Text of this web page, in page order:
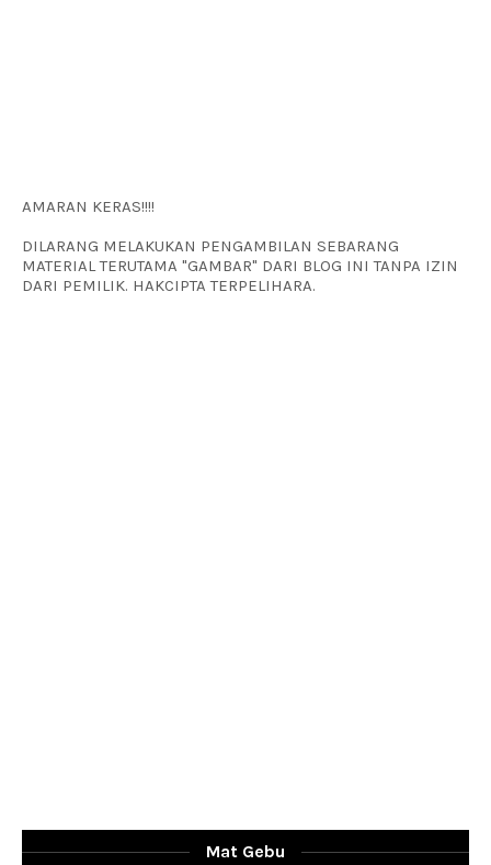
AMARAN KERAS!!!!
DILARANG MELAKUKAN PENGAMBILAN SEBARANG
MATERIAL TERUTAMA "GAMBAR" DARI BLOG INI TANPA IZIN
DARI PEMILIK. HAKCIPTA TERPELIHARA.
Mat Gebu